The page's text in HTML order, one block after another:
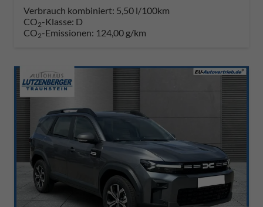
Verbrauch kombiniert: 5,50 l/100km
CO2-Klasse: D
CO2-Emissionen: 124,00 g/km